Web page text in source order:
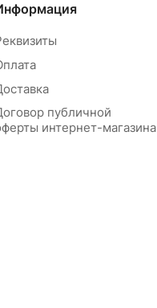
публичной
интернет-магазина